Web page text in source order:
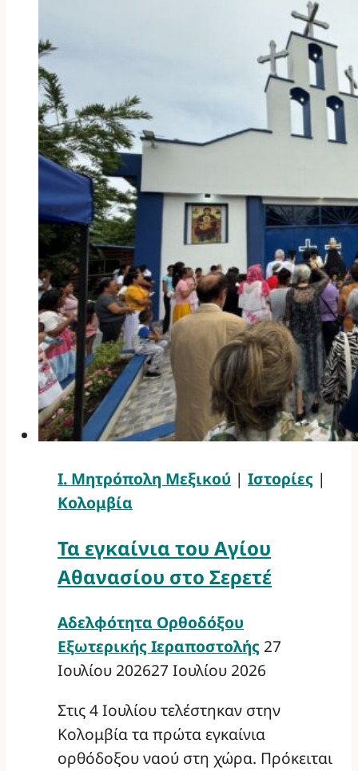
Ι. Μητρόπολη Μεξικού | Ιστορίες |
Κολομβία
Τα εγκαίνια του Αγίου
Αθανασίου στο Σερετέ
Αδελφότητα Ορθοδόξου
Εξωτερικής Ιεραποστολής 27
Ιουλίου 202627 Ιουλίου 2026
Στις 4 Ιουλίου τελέστηκαν στην
Κολομβία τα πρώτα εγκαίνια
ορθόδοξου ναού στη χώρα. Πρόκειται